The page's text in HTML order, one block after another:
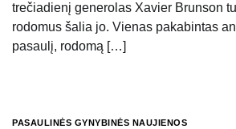
trečiadienį generolas Xavier Brunson
rodomus šalia jo. Vienas pakabintas
pasaulį, rodomą […]
PASAULINĖS GYNYBINĖS NAUJIENOS